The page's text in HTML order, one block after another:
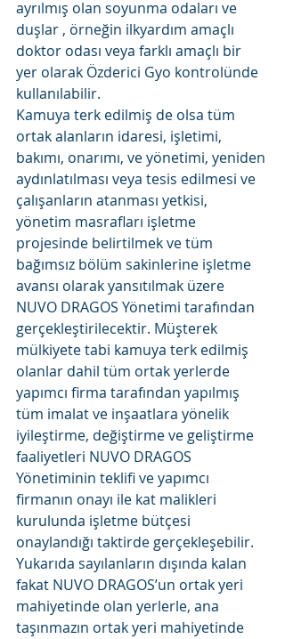
ayrılmış olan soyunma odaları ve
duşlar , örneğin ilkyardım amaçlı
doktor odası veya farklı amaçlı bir
yer olarak Özderici Gyo kontrolünde
kullanılabilir.
Kamuya terk edilmiş de olsa tüm
ortak alanların idaresi, işletimi,
bakımı, onarımı, ve yönetimi, yeniden
aydınlatılması veya tesis edilmesi ve
çalışanların atanması yetkisi,
yönetim masrafları işletme
projesinde belirtilmek ve tüm
bağımsız bölüm sakinlerine işletme
avansı olarak yansıtılmak üzere
NUVO DRAGOS Yönetimi tarafından
gerçekleştirilecektir. Müşterek
mülkiyete tabi kamuya terk edilmiş
olanlar dahil tüm ortak yerlerde
yapımcı firma tarafından yapılmış
tüm imalat ve inşaatlara yönelik
iyileştirme, değiştirme ve geliştirme
faaliyetleri NUVO DRAGOS
Yönetiminin teklifi ve yapımcı
firmanın onayı ile kat malikleri
kurulunda işletme bütçesi
onaylandığı taktirde gerçekleşebilir.
Yukarıda sayılanların dışında kalan
fakat NUVO DRAGOS’un ortak yeri
mahiyetinde olan yerlerle, ana
taşınmazın ortak yeri mahiyetinde